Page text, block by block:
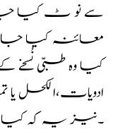
سے نو ٹ کیا
معائنہ کیا
کیا وہ طبّی نُسخے
ادویات،الکحل یا
۔نیز یہ کہ کیا